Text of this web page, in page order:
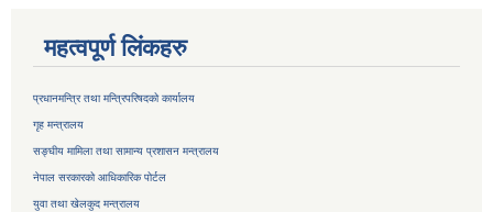
महत्वपूर्ण लिंकहरु
प्रधानमन्त्रि तथा मन्त्रिपरिषदको कार्यालय
गृह मन्त्रालय
सङ्घीय मामिला तथा सामान्य प्रशासन मन्त्रालय
नेपाल सरकारको आधिकारिक पोर्टल
युवा तथा खेलकुद मन्त्रालय